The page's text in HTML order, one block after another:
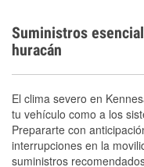
Suministros
huracán
El clima severo en
tu vehículo como a los
Prepararte con
interrupciones en la
suministros